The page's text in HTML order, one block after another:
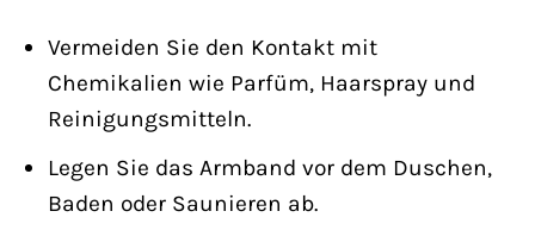
Vermeiden Sie den Kontakt mit
Chemikalien wie Parfüm, Haarspray und
Reinigungsmitteln.
Legen Sie das Armband vor dem Duschen,
Baden oder Saunieren ab.